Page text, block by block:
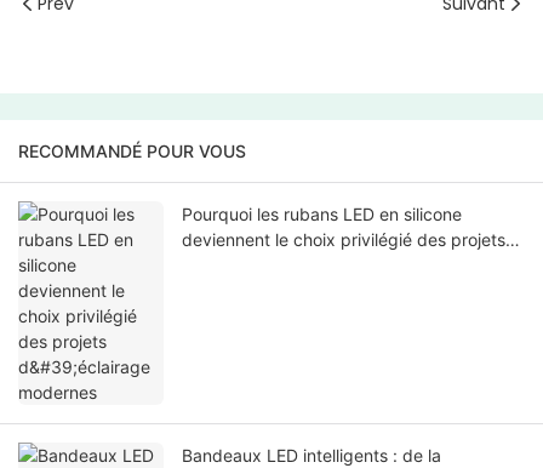
RECOMMANDÉ POUR VOUS
Pourquoi les rubans LED en silicone
deviennent le choix privilégié des projets
Bandeaux LED intelligents : de la